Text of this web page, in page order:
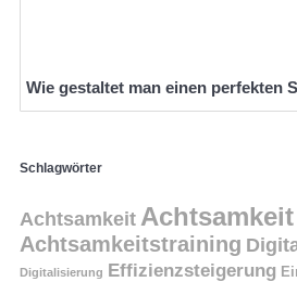
Wie gestaltet man einen perfekten
Schlagwörter
Achtsamkeit
Achtsamkeitstraining
Digitalisierung Effizienzsteigerung